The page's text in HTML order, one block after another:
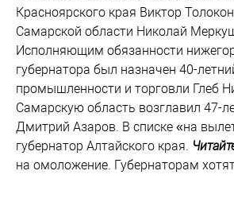
Красноярского края Виктор
Самарской области Николай
Исполняющим обязанности
губернатора был назначен 40-
промышленности и торговли Глеб
Самарскую область возглавил 47-
Дмитрий Азаров. В списке «на
губернатор Алтайского края.
на омоложение. Губернаторам